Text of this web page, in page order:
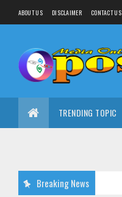
ABOUT US DISCLAIMER CONTACT US
TRENDING TOPIC
Breaking News